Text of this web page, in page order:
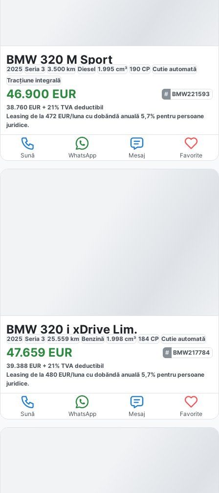
BMW 320 M Sport
2025 Seria 3 3.500 km Diesel 1.995 cm³ 190 CP Cutie automată
Tracțiune integrală
46.900 EUR
BMW221593
38.760 EUR + 21% TVA deductibil
Leasing de la 472 EUR/luna cu dobăndă anuală 5,7% pentru persoane
juridice.
Sună WhatsApp Mesaj Favorite
BMW 320 i xDrive Lim.
2025 Seria 3 25.559 km Benzină 1.998 cm³ 184 CP Cutie automată
47.659 EUR
BMW217784
39.388 EUR + 21% TVA deductibil
Leasing de la 480 EUR/luna cu dobăndă anuală 5,7% pentru persoane
juridice.
Sună WhatsApp Mesaj Favorite